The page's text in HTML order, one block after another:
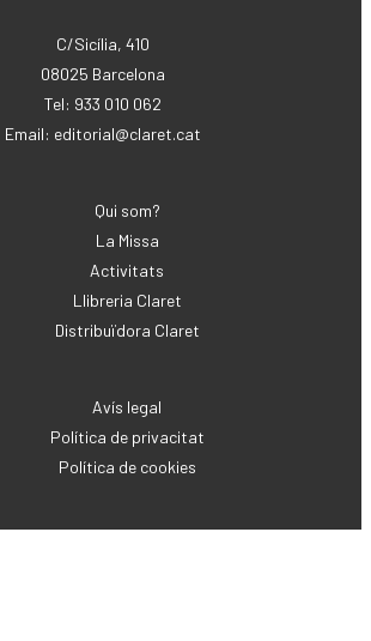
C/Sicília, 410
08025 Barcelona
Tel: 933 010 062
Email: editorial@claret.cat
Qui som?
La Missa
Activitats
Llibreria Claret
Distribuïdora Claret
Avís legal
Política de privacitat
Política de cookies